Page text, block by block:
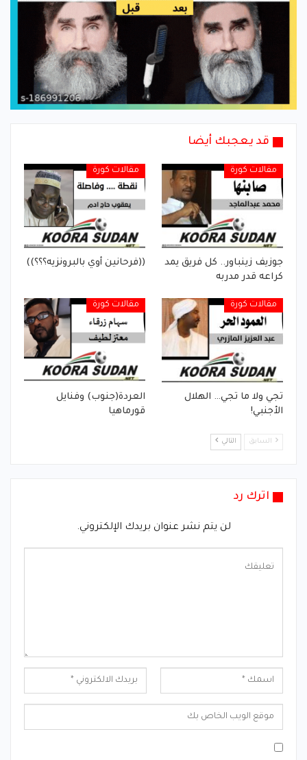
قد يعجبك أيضا
مقالات كورة
جوزيف زينباور.. كل فريق يمد
كراعه قدر مدربه
مقالات كورة
((فرحانين أوي بالبرونزيه؟؟؟))
مقالات كورة
تجي ولا ما تجي… الهلال
الأجنبي!
مقالات كورة
العردة(جنوب) وفنايل
قورماهيا
السابق التالي
اترك رد
لن يتم نشر عنوان بريدك الإلكتروني.